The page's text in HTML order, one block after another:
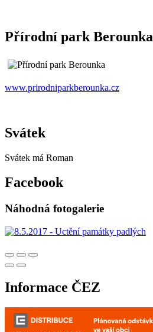
Přírodní park Berounka
www.prirodniparkberounka.cz
Svátek
Svátek má Roman
Facebook
Náhodná fotogalerie
Informace ČEZ